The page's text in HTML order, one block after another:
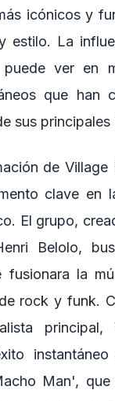
icónicos y
estilo. La
ver en
que han
sus principales
de Village
clave en
El grupo,
Belolo,
fusionara la
rock y funk.
principal,
Man',